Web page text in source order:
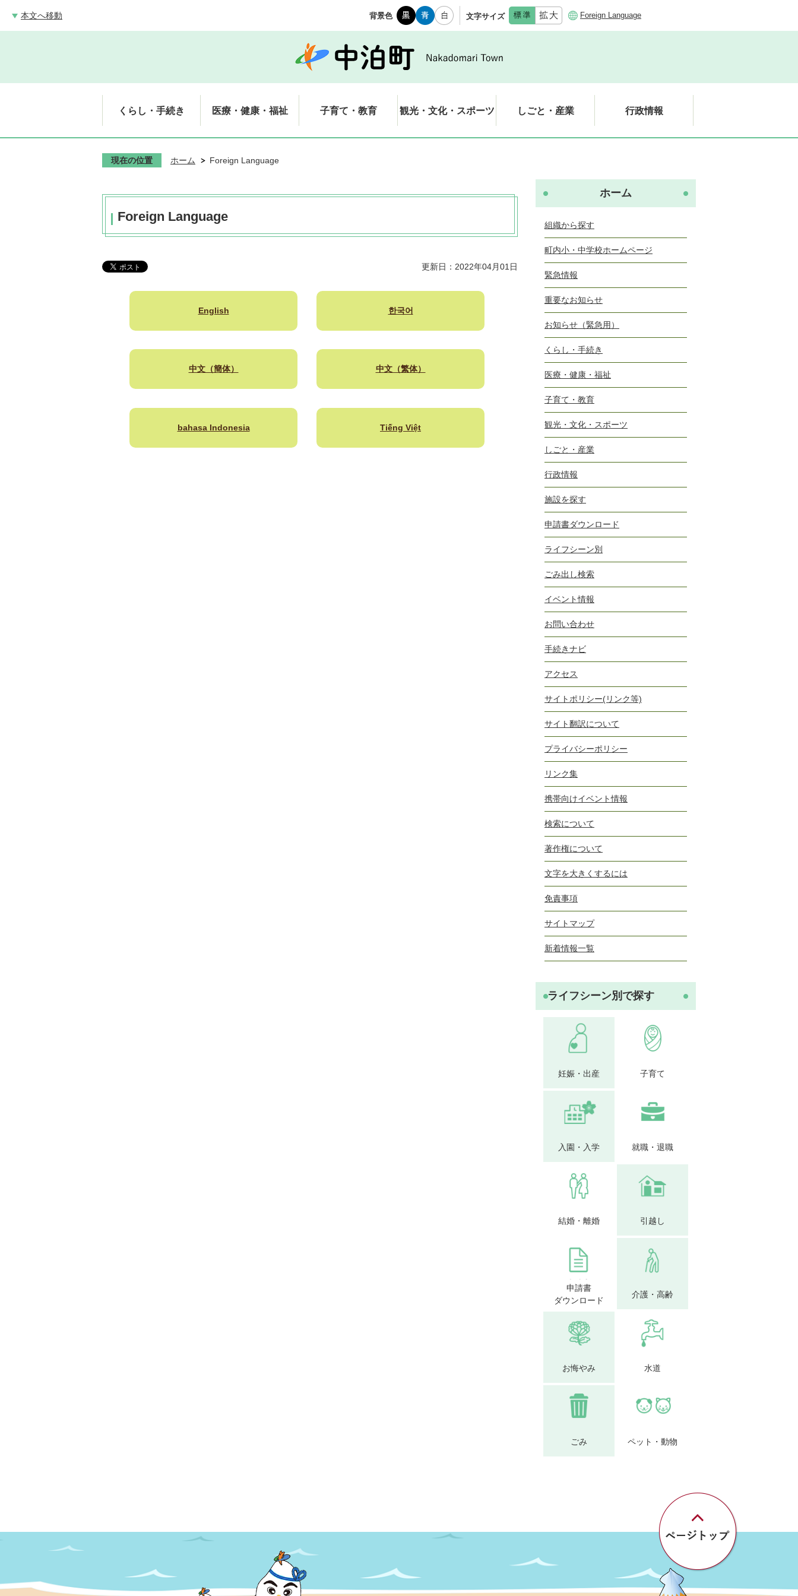
本文へ移動 背景色 文字サイズ Foreign Language
くらし・手続き 医療・健康・福祉 子育て・教育 観光・文化・スポーツ しごと・産業 行政情報
現在の位置 ホーム Foreign Language
Foreign Language
更新日：2022年04月01日
English 한국어
中文（簡体） 中文（繁体）
bahasa Indonesia Tiếng Việt
ホーム
組織から探す
町内小・中学校ホームページ
緊急情報
重要なお知らせ
お知らせ（緊急用）
くらし・手続き
医療・健康・福祉
子育て・教育
観光・文化・スポーツ
しごと・産業
行政情報
施設を探す
申請書ダウンロード
ライフシーン別
ごみ出し検索
イベント情報
お問い合わせ
手続きナビ
アクセス
サイトポリシー(リンク等)
サイト翻訳について
プライバシーポリシー
リンク集
携帯向けイベント情報
検索について
著作権について
文字を大きくするには
免責事項
サイトマップ
新着情報一覧
ライフシーン別で探す
妊娠・出産 子育て
入園・入学 就職・退職
結婚・離婚 引越し
申請書
ダウンロード
介護・高齢
お悔やみ 水道
ごみ ペット・動物